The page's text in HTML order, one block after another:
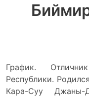
График.
Республики.
Кара-Суу Джаны-